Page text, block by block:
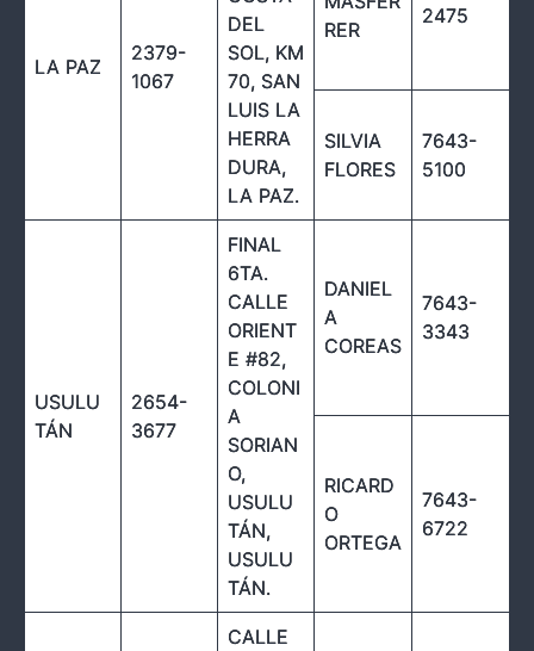
LA PAZ
2379-
1067
DEL
SOL, KM
70, SAN
LUIS LA
HERRA
DURA,
LA PAZ.
RER
2475
SILVIA
FLORES
7643-
5100
USULU
TÁN
2654-
3677
FINAL
6TA.
CALLE
ORIENT
E #82,
COLONI
A
SORIAN
O,
USULU
TÁN,
USULU
TÁN.
DANIEL
A
COREAS
7643-
3343
RICARD
O
ORTEGA
7643-
6722
CALLE